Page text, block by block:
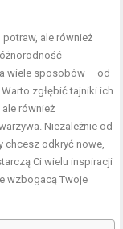
ale również
wiele sposobów – od
zgłębić tajniki ich
również
Niezależnie od
chcesz odkryć nowe,
Ci wielu inspiracji
wzbogacą Twoje